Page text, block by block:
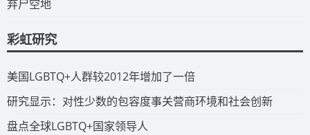
弃尸空地
彩虹研究
​美国LGBTQ+人群较2012年增加了一倍
​研究显示：对性少数的包容度事关营商环境和社会创新
​盘点全球LGBTQ+国家领导人